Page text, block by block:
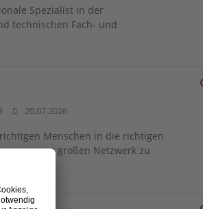
Spezialist in der
technischen Fach- und
20.07.2026
Menschen in die richtigen
unserem großen Netzwerk zu